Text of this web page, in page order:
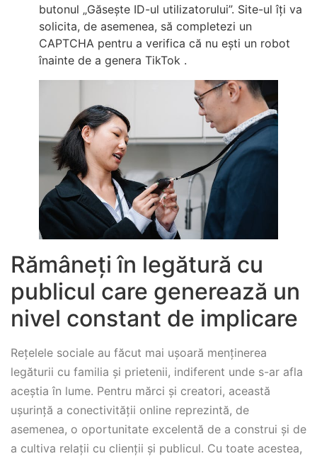
butonul „Găsește ID-ul utilizatorului”. Site-ul îți va
solicita, de asemenea, să completezi un
CAPTCHA pentru a verifica că nu ești un robot
înainte de a genera TikTok .
Rămâneți în legătură cu
publicul care generează un
nivel constant de implicare
Rețelele sociale au făcut mai ușoară menținerea
legăturii cu familia și prietenii, indiferent unde s-ar afla
aceștia în lume. Pentru mărci și creatori, această
ușurință a conectivității online reprezintă, de
asemenea, o oportunitate excelentă de a construi și de
a cultiva relații cu clienții și publicul. Cu toate acestea,